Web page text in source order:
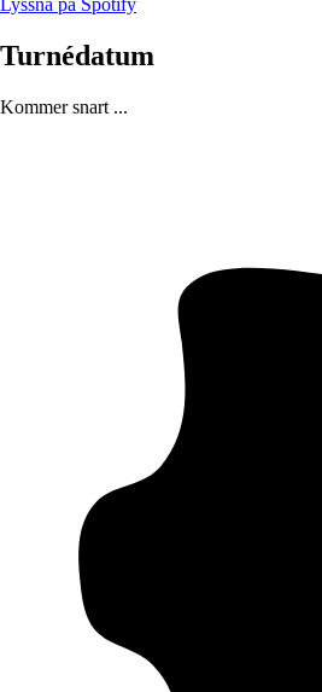
Lyssna på Spotify
Turnédatum
Kommer snart ...